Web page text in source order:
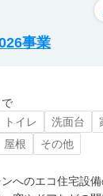
事業
トイレ 洗面台
屋根
その他
へのエコ住宅設